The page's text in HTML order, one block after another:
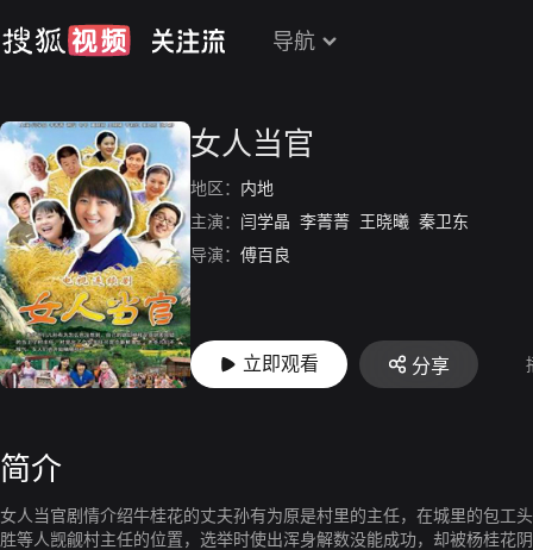
导航
女人当官
地区： 内地
主演： 闫学晶 李菁菁 王晓曦 秦卫东
导演： 傅百良
立即观看 分享
简介
女人当官剧情介绍牛桂花的丈夫孙有为原是村里的主任，在城里的包工
胜等人觊觎村主任的位置，选举时使出浑身解数没能成功，却被杨桂花